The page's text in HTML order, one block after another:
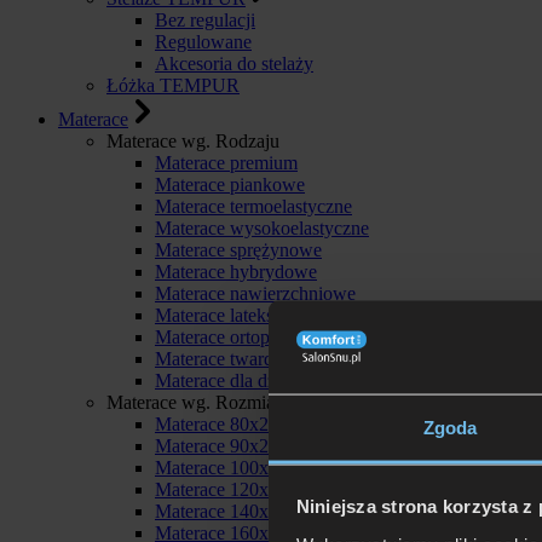
Zgoda
Niniejsza strona korzysta z
Bez regulacji
Regulowane
Akcesoria do stelaży
Łóżka TEMPUR
Materace
Materace wg. Rodzaju
Materace premium
Materace piankowe
Materace termoelastyczne
Materace wysokoelastyczne
Materace sprężynowe
Materace hybrydowe
Materace nawierzchniowe
Materace lateksowe
Materace ortopedyczne
Materace twarde
Materace dla dzieci
Materace wg. Rozmiaru
Materace 80x200
Materace 90x200
Materace 100x200
Materace 120x200
Materace 140x200
Materace 160x200